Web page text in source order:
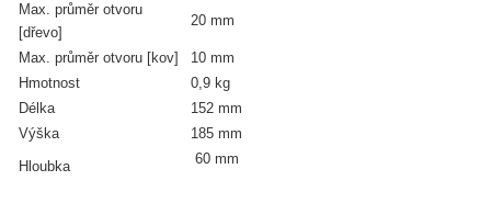
Max. průměr otvoru
[dřevo]
20 mm
Max. průměr otvoru [kov]
10 mm
Hmotnost
0,9 kg
Délka
152 mm
Výška
185 mm
Hloubka
60 mm